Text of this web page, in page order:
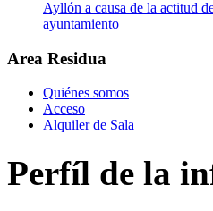
Ayllón a causa de la actitud
ayuntamiento
Area Residua
Quiénes somos
Acceso
Alquiler de Sala
Perfíl de la